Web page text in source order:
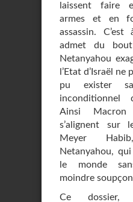
laissent faire
armes et en
assassin.
admet du
Netanyahou
l’Etat d’Israël ne
pu exister
inconditionnel
Ainsi Macron
s’alignent sur
Meyer
Netanyahou,
le monde
moindre
Ce dossier,